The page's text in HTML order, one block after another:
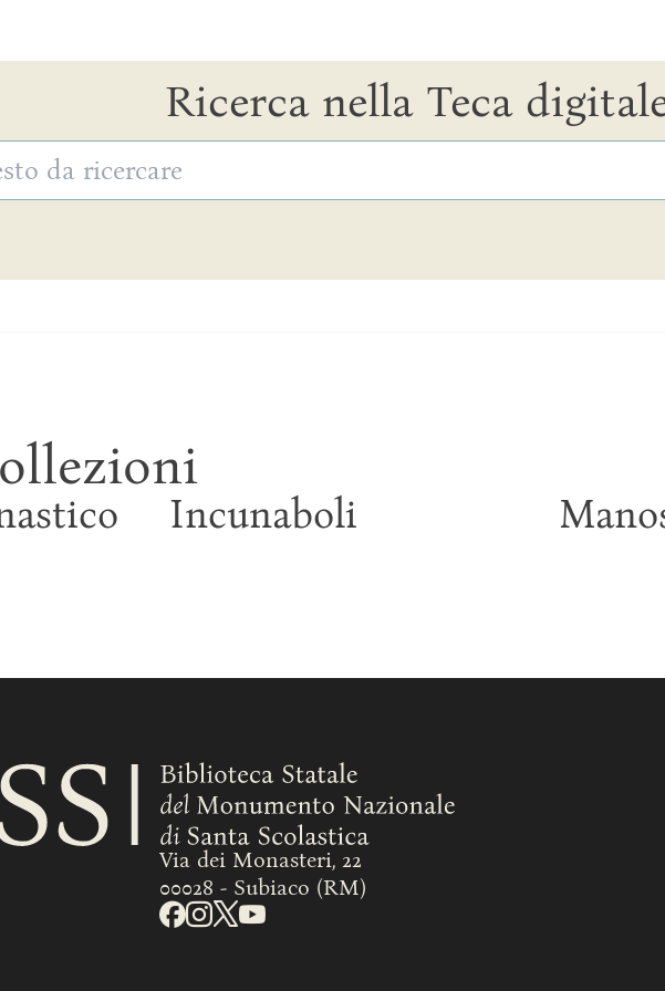
Ricerca nella Teca
da ricercare
Incunaboli
Via dei Monasteri, 22
00028 - Subiaco (RM)
Seguici su Facebook
Seguici su Instagram
Seguici su X
Seguici su YouTube